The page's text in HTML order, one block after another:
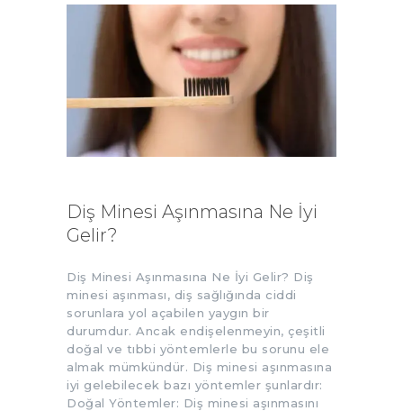
Diş Minesi Aşınmasına Ne İyi
Gelir?
Diş Minesi Aşınmasına Ne İyi Gelir? Diş
minesi aşınması, diş sağlığında ciddi
sorunlara yol açabilen yaygın bir
durumdur. Ancak endişelenmeyin, çeşitli
doğal ve tıbbi yöntemlerle bu sorunu ele
almak mümkündür. Diş minesi aşınmasına
iyi gelebilecek bazı yöntemler şunlardır:
Doğal Yöntemler: Diş minesi aşınmasını